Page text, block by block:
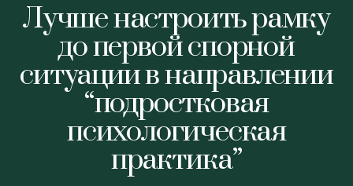
Лучше настроить рамку
до первой спорной
ситуации в направлении
“подростковая
психологическая
практика”